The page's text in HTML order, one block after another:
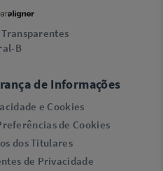
B
de Informações
e Cookies
de Cookies
dos Titulares
de Privacidade